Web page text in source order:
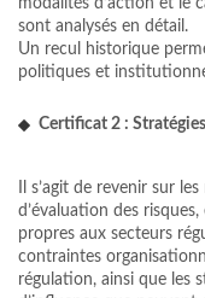
modalités d’action et le
sont analysés en détail.
Un recul historique
politiques et
Certificat 2 :
Il s’agit de revenir sur
d’évaluation des
propres aux secteurs
contraintes
régulation, ainsi que les